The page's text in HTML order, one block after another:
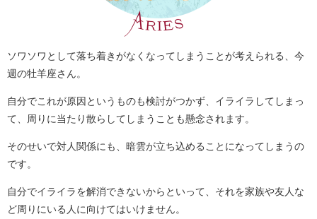
ソワソワとして落ち着きがなくなってしまうことが考えられる、今
週の牡羊座さん。
自分でこれが原因というものも検討がつかず、イライラしてしまっ
て、周りに当たり散らしてしまうことも懸念されます。
そのせいで対人関係にも、暗雲が立ち込めることになってしまうの
です。
自分でイライラを解消できないからといって、それを家族や友人な
ど周りにいる人に向けてはいけません。